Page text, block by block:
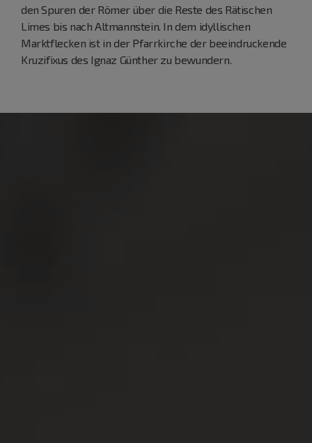
den Spuren der Römer über die Reste des Rätischen
Limes bis nach Altmannstein. In dem idyllischen
Marktflecken ist in der Pfarrkirche der beeindruckende
Kruzifixus des Ignaz Günther zu bewundern.